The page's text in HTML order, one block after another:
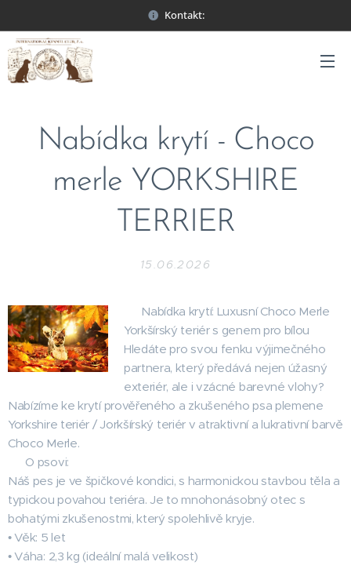
Kontakt:
Nabídka krytí - Choco
merle YORKSHIRE
TERRIER
15.06.2026
🌟 Nabídka krytí: Luxusní Choco Merle
Yorkšírský teriér s genem pro bílou 🌟
Hledáte pro svou fenku výjimečného
partnera, který předává nejen úžasný
exteriér, ale i vzácné barevné vlohy?
Nabízíme ke krytí prověřeného a zkušeného psa plemene
Yorkshire teriér / Jorkšírský teriér v atraktivní a lukrativní barvě
Choco Merle.
💎 O psovi:
Náš pes je ve špičkové kondici, s harmonickou stavbou těla a
typickou povahou teriéra. Je to mnohonásobný otec s
bohatými zkušenostmi, který spolehlivě kryje.
• Věk: 5 let
• Váha: 2,3 kg (ideální malá velikost)